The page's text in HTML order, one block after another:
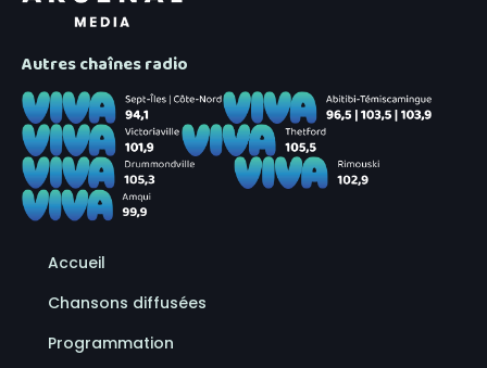
Autres chaînes radio
Accueil
Chansons diffusées
Programmation